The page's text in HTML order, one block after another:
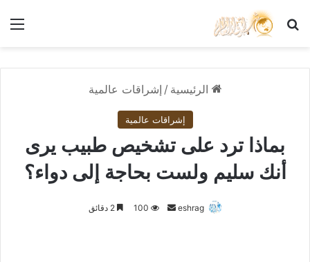
بحث عن
الرئيسية / إشراقات عالمية
إشراقات عالمية
بماذا ترد على تشخيص طبيب يرى
أنك سليم ولست بحاجة إلى دواء؟
eshrag
أرسل 100 2 دقائق